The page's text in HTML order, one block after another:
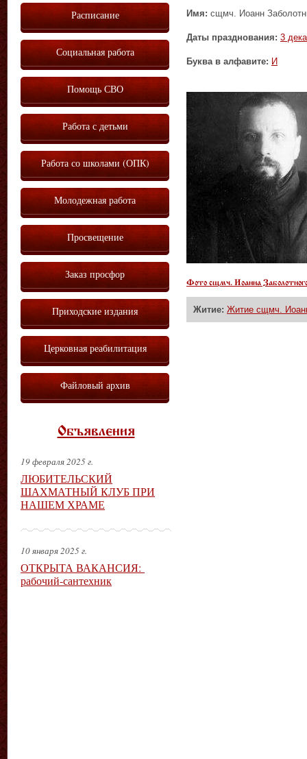
Имя: сщмч. Иоанн
Даты празднования: 3
Буква в алфавите: И
Фото сщмч. Иоанна
Житие: Житие сщмч.
Расписание
Социальная работа
Помощь СВО
Работа с детьми
Работа со школами (ОПК)
Молодежная работа
Просвещение
Заказ просфор
Приходские издания
Церковная реабилитация
Файловый архив
Объявления
19 февраля 2025 г.
ЛЮБИТЕЛЬСКИЙ
ШАХМАТНЫЙ КЛУБ ПРИ
НАШЕМ ХРАМЕ
10 января 2025 г.
ОТКРЫТА ВАКАНСИЯ:
рабочий-сантехник